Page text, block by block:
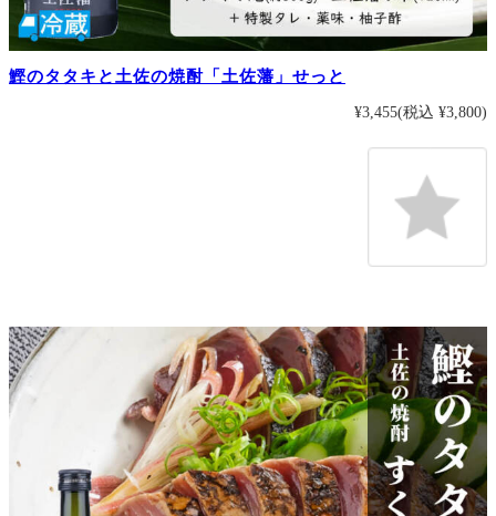
鰹のタタキと土佐の焼酎「土佐藩」せっと
¥3,455(税込 ¥3,800)